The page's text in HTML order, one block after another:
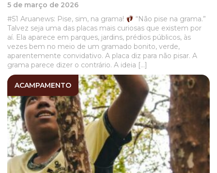
5 de março de 2026
#51 Aruanews: Pise, sim, na grama!
“Não pise na grama.”
Talvez seja uma das placas mais curiosas que existem por
aí. Ela aparece em parques, jardins, prédios públicos, às
vezes bem no meio de um gramado bonito, verde,
aparentemente convidativo. A placa diz para não pisar. A
grama parece dizer o contrário. A ideia […]
ACAMPAMENTO